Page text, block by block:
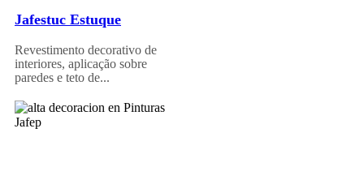
Jafestuc Estuque
Revestimento decorativo de
interiores, aplicação sobre
paredes e teto de...